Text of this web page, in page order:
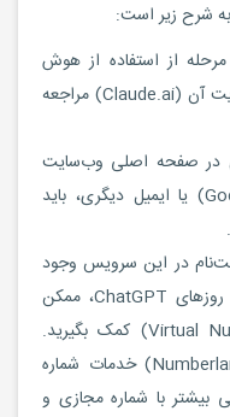
از استفاده از هوش
مصنوعی Claude، باید به وب‌سایت آن (Claude.ai) مراجعه
در صفحه اصلی وب‌سایت
Claude، با حساب گوگل (Google) یا ایمیل دیگری، باید
در این سرویس وجود
دارد، این است که مانند اولین روزهای ChatGPT، ممکن
است به شماره مجازی (Virtual Number) کمک بگیرید.
سرویس‌هایی مانند نامبرلند (Numberland) خدمات شماره
بیشتر با شماره مجازی و